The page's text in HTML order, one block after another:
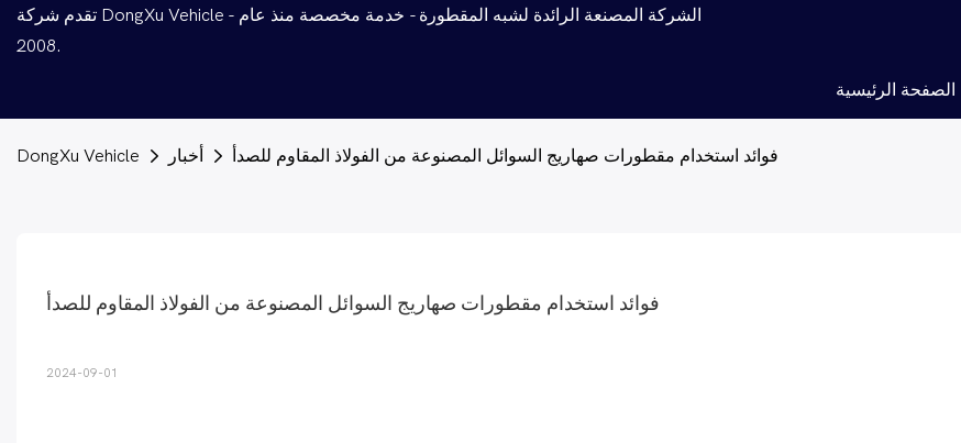
تقدم شركة DongXu Vehicle - الشركة المصنعة الرائدة لشبه المقطورة - خدمة مخصصة منذ عام
2008.
الصفحة الرئيسية
DongXu Vehicle أخبار فوائد استخدام مقطورات صهاريج السوائل المصنوعة من الفولاذ المقاوم للصدأ
فوائد استخدام مقطورات صهاريج السوائل المصنوعة من الفولاذ المقاوم للصدأ
2024-09-01